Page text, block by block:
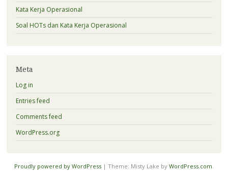
Kata Kerja Operasional
Soal HOTs dan Kata Kerja Operasional
Meta
Log in
Entries feed
Comments feed
WordPress.org
Proudly powered by WordPress | Theme: Misty Lake by WordPress.com.